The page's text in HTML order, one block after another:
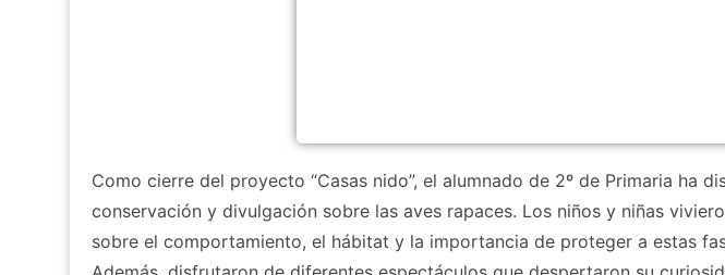
Como cierre del proyecto “Casas nido”, el alumnado de 2º de Primaria ha
conservación y divulgación sobre las aves rapaces. Los niños y niñas
sobre el comportamiento, el hábitat y la importancia de proteger a estas